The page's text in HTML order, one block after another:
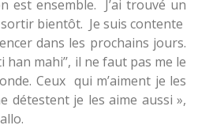
est ensemble. J’ai trouvé un
bientôt. Je suis contente
dans les prochains jours.
han mahi’’, il ne faut pas me le
Ceux qui m’aiment je les
détestent je les aime aussi »,